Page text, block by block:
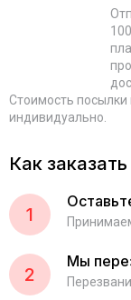
Стоимость посылки
индивидуально.
Как заказать
1
2
Мы